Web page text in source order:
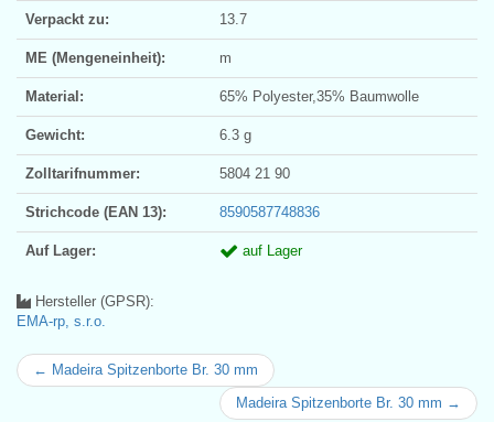
Verpackt zu: 13.7
ME (Mengeneinheit): m
Material: 65% Polyester,35% Baumwolle
Gewicht: 6.3 g
Zolltarifnummer: 5804 21 90
Strichcode (EAN 13): 8590587748836
Auf Lager: auf Lager
Hersteller (GPSR):
EMA-rp, s.r.o.
← Madeira Spitzenborte Br. 30 mm
Madeira Spitzenborte Br. 30 mm →